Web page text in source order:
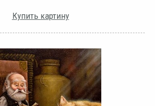
Купить картину